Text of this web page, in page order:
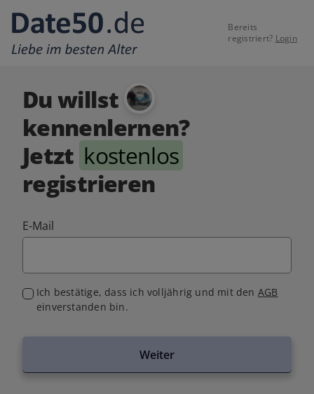
Bereits
registriert? Login
Du willst
kennenlernen?
Jetzt kostenlos
registrieren
E-Mail
Ich bestätige, dass ich volljährig und mit den AGB
einverstanden bin.
Weiter